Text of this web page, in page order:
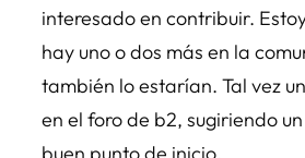
interesado en contribuir.
hay uno o dos más en la
también lo estarían. Tal vez
en el foro de b2, sugiriendo